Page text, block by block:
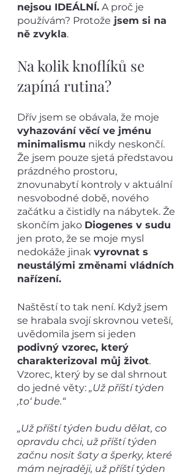
nejsou IDEÁLNÍ. A proč je
používám? Protože jsem si na
ně zvykla.
Na kolik knoflíků se
zapíná rutina?
Dřív jsem se obávala, že moje
vyhazování věcí ve jménu
minimalismu nikdy neskončí.
Že jsem pouze sjetá představou
prázdného prostoru,
znovunabytí kontroly v aktuální
nesvobodné době, nového
začátku a čistidly na nábytek. Že
skončím jako Diogenes v sudu
jen proto, že se moje mysl
nedokáže jinak vyrovnat s
neustálými změnami vládních
nařízení.
Naštěstí to tak není. Když jsem
se hrabala svojí skrovnou veteší,
uvědomila jsem si jeden
podivný vzorec, který
charakterizoval můj život.
Vzorec, který by se dal shrnout
do jedné věty: „Už příští týden
‚to‘ bude.“
„Už příští týden budu dělat, co
opravdu chci, už příští týden
začnu nosit šaty a šperky, které
mám nejraději, už příští týden